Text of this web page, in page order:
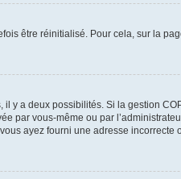
être réinitialisé. Pour cela, sur la
y a deux possibilités. Si la gestion
par vous-même ou par
ayez fourni une adresse